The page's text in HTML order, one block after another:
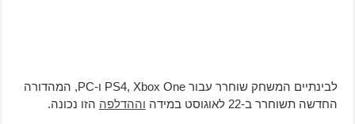
לבינתיים המשחק שוחרר עבור PS4, Xbox One ו-PC, המהדורה
החדשה תשוחרר ב-22 לאוגוסט במידה
וההדלפההזו נכונה.